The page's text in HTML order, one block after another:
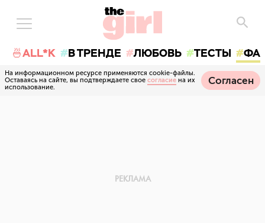
🍜ALL*K В ТРЕНДЕ ЛЮБОВЬ ТЕСТЫ
На информационном ресурсе применяются cookie-файлы.
Оставаясь на сайте, вы подтверждаете свое согласие на их
использование.
Согласен